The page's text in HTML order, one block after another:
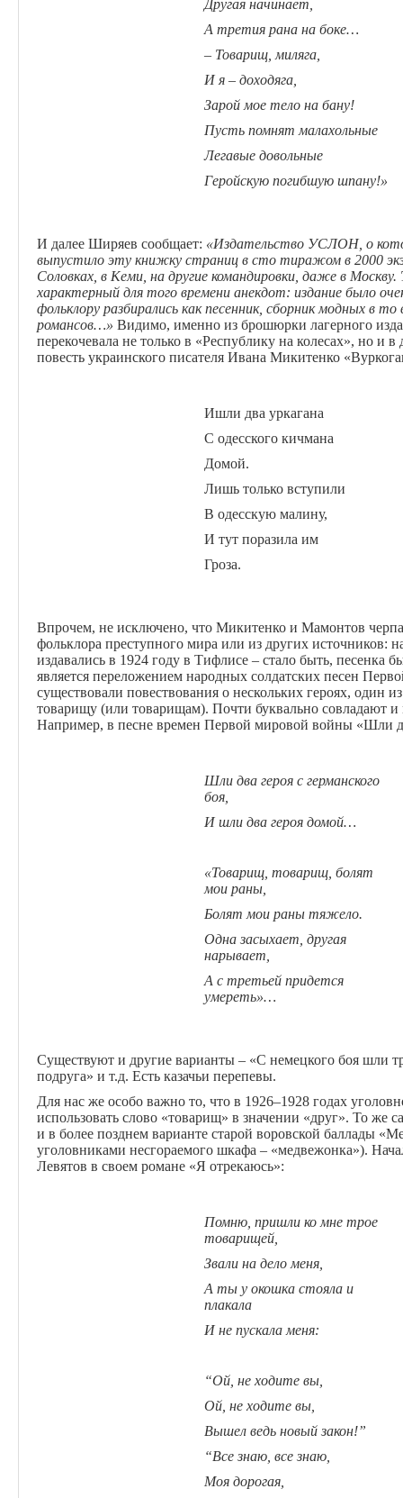
Другая начинает,
А третия рана на боке…
– Товарищ, миляга,
И я – доходяга,
Зарой мое тело на бану!
Пусть помнят малахольные
Легавые довольные
Геройскую погибшую шпану!»
И далее Ширяев сообщает: «Издательство УСЛОН, о
выпустило эту книжку страниц в сто тиражом в 2000
Соловках, в Кеми, на другие командировки, даже в
характерный для того времени анекдот: издание было
фольклору разбирались как песенник, сборник модных в
романсов…» Видимо, именно из брошюрки лагерного
перекочевала не только в «Республику на колесах», но и
повесть украинского писателя Ивана Микитенко
Ишли два уркагана
С одесского кичмана
Домой.
Лишь только вступили
В одесскую малину,
И тут поразила им
Гроза.
Впрочем, не исключено, что Микитенко и Мамонтов
фольклора преступного мира или из других источников:
издавались в 1924 году в Тифлисе – стало быть, песенка
является переложением народных солдатских песен
существовали повествования о нескольких героях, один
товарищу (или товарищам). Почти буквально совладают и
Например, в песне времен Первой мировой войны «Шли
Шли два героя с германского
боя,
И шли два героя домой…
«Товарищ, товарищ, болят
мои раны,
Болят мои раны тяжело.
Одна засыхает, другая
нарывает,
А с третьей придется
умереть»…
Существуют и другие варианты – «С немецкого боя шли
подруга» и т.д. Есть казачьи перепевы.
Для нас же особо важно то, что в 1926–1928 годах
использовать слово «товарищ» в значении «друг». То же
и в более позднем варианте старой воровской баллады
уголовниками несгораемого шкафа – «медвежонка»).
Левятов в своем романе «Я отрекаюсь»:
Помню, пришли ко мне трое
товарищей,
Звали на дело меня,
А ты у окошка стояла и
плакала
И не пускала меня:
“Ой, не ходите вы,
Ой, не ходите вы,
Вышел ведь новый закон!”
“Все знаю, все знаю,
Моя дорогая,